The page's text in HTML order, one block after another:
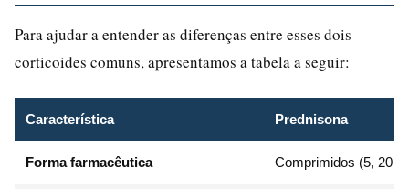
Para ajudar a entender as diferenças entre esses dois
corticoides comuns, apresentamos a tabela a seguir:
Característica Prednisona
Forma farmacêutica Comprimidos (5, 20